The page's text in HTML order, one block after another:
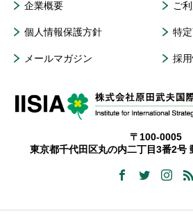
企業概要 ご
個人情報保護方針 特
メールマガジン 採
〒100-0005
東京都千代田区丸の内二丁目3番2号